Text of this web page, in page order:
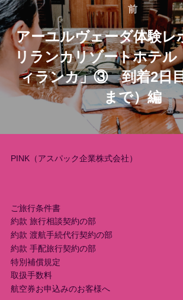
稿
ナ
ビ
ゲ
ン
前
前
アーユルヴェーダ体験レ
リランカリゾートホテル
ィランカ」③ 到着2日
まで）編
PINK（アスパック企業株式会社）
ご旅行条件書
約款 旅行相談契約の部
約款 渡航手続代行契約の部
約款 手配旅行契約の部
特別補償規定
取扱手数料
航空券お申込みのお客様へ